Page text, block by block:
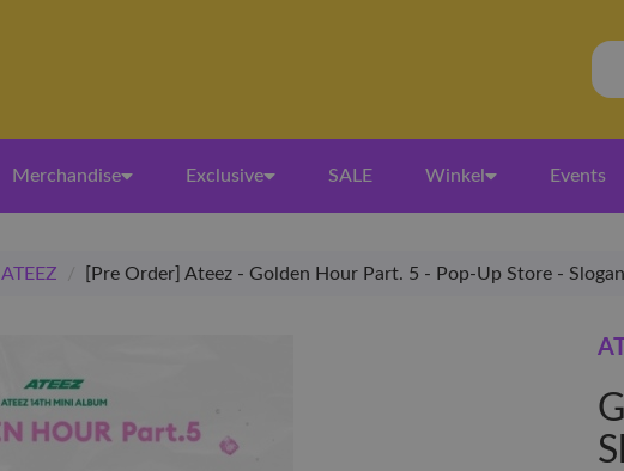
Merchandise Exclusive SALE Winkel Events
ATEEZ / [Pre Order] Ateez - Golden Hour Part. 5 - Pop-Up Store -